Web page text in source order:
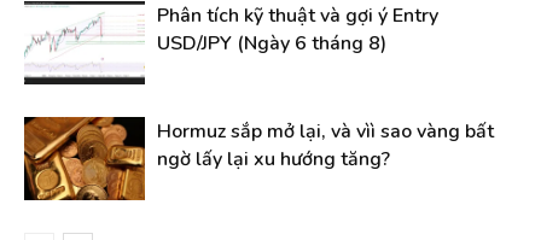
Phân tích kỹ thuật và gợi ý Entry
USD/JPY (Ngày 6 tháng 8)
Hormuz sắp mở lại, và vìì sao vàng bất
ngờ lấy lại xu hướng tăng?